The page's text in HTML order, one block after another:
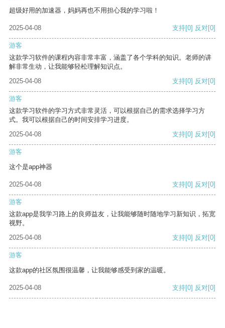
超级好用的加速器，妈妈再也不用担心我的学习啦！
2025-04-08 支持[0] 反对[0]
游客
这款学习软件的课程内容非常丰富，涵盖了各个学科的知识。老师的讲
解非常生动，让我能够轻松理解知识点。
2025-04-08
支持[0] 反对[0]
游客
这款学习软件的学习方式非常灵活，可以根据自己的需求选择学习方
式。我可以根据自己的时间安排学习进度。
2025-04-08
支持[0] 反对[0]
游客
这个是app神器
2025-04-08 支持[0] 反对[0]
游客
这款app是我学习路上的良师益友，让我能够随时随地学习新知识，拓宽
视野。
2025-04-08
支持[0] 反对[0]
游客
这款app的社区氛围很温馨，让我能够感受到家的温暖。
2025-04-08 支持[0] 反对[0]